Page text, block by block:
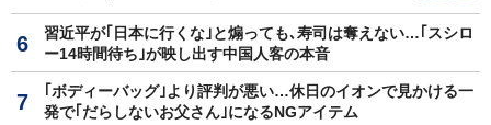
習近平が｢日本に行くな｣と煽っても､寿司は奪えない…｢スシロ
ー14時間待ち｣が映し出す中国人客の本音
｢ボディーバッグ｣より評判が悪い…休日のイオンで見かける一
発で｢だらしないお父さん｣になるNGアイテム